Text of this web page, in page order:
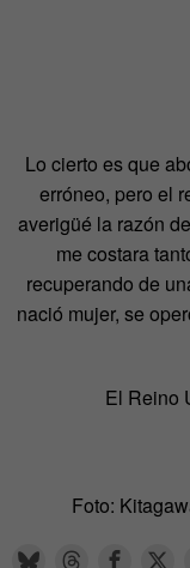
Lo cierto es que
erróneo, pero el
averigüé la razón
me costara
recuperando de
nació mujer, se
El Reino
Foto: